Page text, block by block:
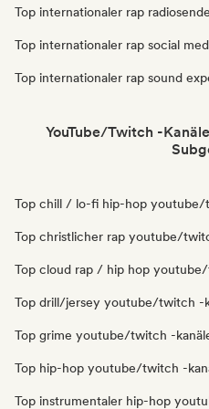
Top internationaler rap
Top internationaler rap social
Top internationaler rap sound
YouTube/Twitch -
Top chill / lo-fi hip-hop youtube/
Top christlicher rap youtube/
Top cloud rap / hip hop
Top drill/jersey youtube/twitch -
Top grime youtube/twitch -
Top hip-hop youtube/twitch -
Top instrumentaler hip-hop